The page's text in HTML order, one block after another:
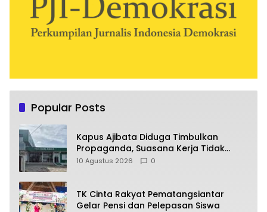
Popular Posts
Kapus Ajibata Diduga Timbulkan
Propaganda, Suasana Kerja Tidak
Harmonis
10 Agustus 2026 0
TK Cinta Rakyat Pematangsiantar
Gelar Pensi dan Pelepasan Siswa